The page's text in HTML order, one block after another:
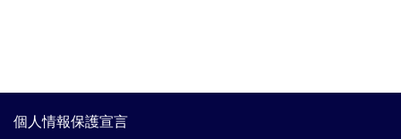
個人情報保護宣言